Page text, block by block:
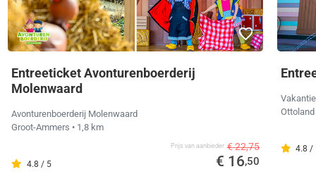
Entreeticket Avonturenboerderij
Molenwaard
Avonturenboerderij Molenwaard
Groot-Ammers • 1,8 km
4.8 / 5
Prijs van aanbieder € 22,75
€ 16,50
Ottoland
4.8 /